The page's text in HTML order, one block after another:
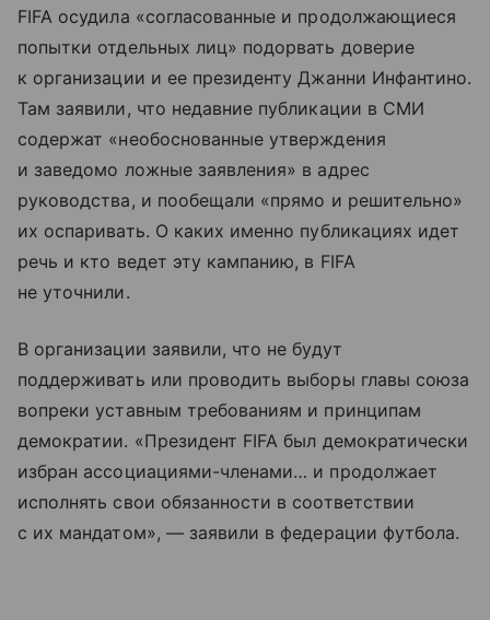
FIFA осудила «согласованные и продолжающиеся
попытки отдельных лиц» подорвать доверие
к организации и ее президенту Джанни Инфантино.
Там заявили, что недавние публикации в СМИ
содержат «необоснованные утверждения
и заведомо ложные заявления» в адрес
руководства, и пообещали «прямо и решительно»
их оспаривать. О каких именно публикациях идет
речь и кто ведет эту кампанию, в FIFA
не уточнили.
В организации заявили, что не будут
поддерживать или проводить выборы главы союза
вопреки уставным требованиям и принципам
демократии. «Президент FIFA был демократически
избран ассоциациями-членами… и продолжает
исполнять свои обязанности в соответствии
с их мандатом», — заявили в федерации футбола.